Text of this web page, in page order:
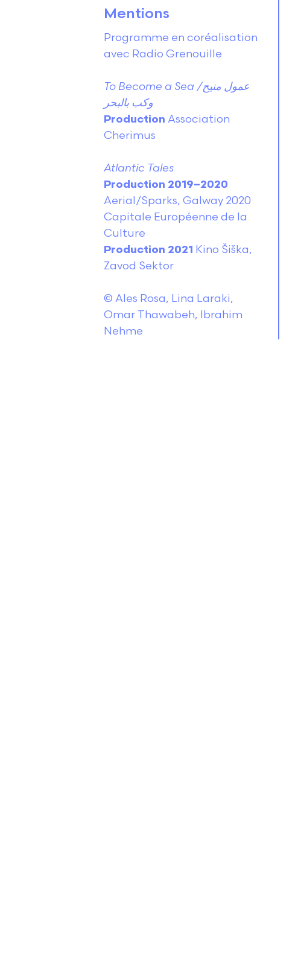
Mentions
Programme en coréalisation
avec Radio Grenouille
To Become a Sea /عمول منيح
وكب بالبحر
Production Association
Cherimus
Atlantic Tales
Production 2019–2020
Aerial/Sparks, Galway 2020
Capitale Européenne de la
Culture
Production 2021 Kino Šiška,
Zavod Sektor
© Ales Rosa, Lina Laraki,
Omar Thawabeh, Ibrahim
Nehme